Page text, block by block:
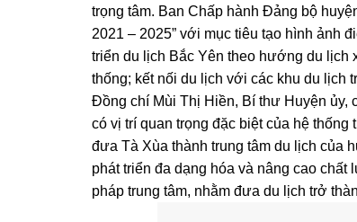
trọng tâm. Ban Chấp hành Đảng bộ
2021 – 2025” với mục tiêu tạo hình ảnh
triển du lịch Bắc Yên theo hướng du lịch
thống; kết nối du lịch với các khu du lịch
Đồng chí Mùi Thị Hiền, Bí thư Huyện ủy,
có vị trí quan trọng đặc biệt của hệ
đưa Tà Xùa thành trung tâm du lịch của
phát triển đa dạng hóa và nâng cao
pháp trung tâm, nhằm đưa du lịch trở